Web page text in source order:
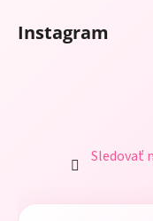
Instagram
Sledovať